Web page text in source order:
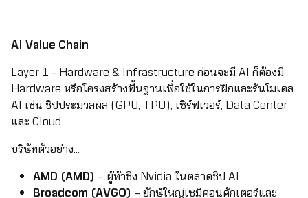
AI Value Chain
Layer 1 - Hardware & Infrastructure ก่อนจะมี AI ก็ต้องมี
Hardware หรือโครงสร้างพื้นฐานเพื่อใช้ในการฝึกและรันโมเดล
AI เช่น ชิปประมวลผล (GPU, TPU), เซิร์ฟเวอร์, Data Center
และ Cloud
บริษัทตัวอย่าง...
AMD (AMD) – ผู้ท้าชิง Nvidia ในตลาดชิป AI
Broadcom (AVGO) – ยักษ์ใหญ่เซมิคอนดักเตอร์และ